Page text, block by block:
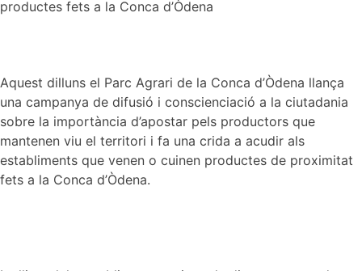
productes fets a la Conca d’Òdena
Aquest dilluns el Parc Agrari de la Conca d’Òdena llança
una campanya de difusió i conscienciació a la ciutadania
sobre la importància d’apostar pels productors que
mantenen viu el territori i fa una crida a acudir als
establiments que venen o cuinen productes de proximitat
fets a la Conca d’Òdena.